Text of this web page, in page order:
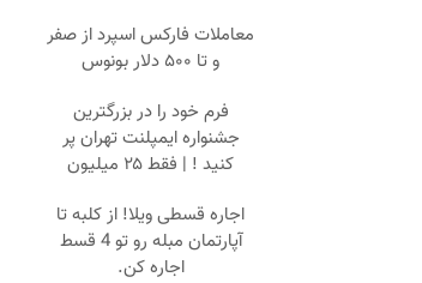
معاملات فارکس اسپرد از صفر
و تا ۵۰۰ دلار بونوس
فرم خود را در بزرگترین
جشنواره ایمپلنت تهران پر
کنید ! | فقط ۲۵ میلیون
اجاره‌ قسطی ویلا! از کلبه تا
آپارتمان مبله رو تو 4 قسط
اجاره کن.